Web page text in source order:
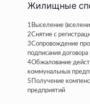
Жилищные
1 Выселение
2Снятие с
3Сопровождение
подписания
4Обжалование
коммунальных
5 Получение
предприятий